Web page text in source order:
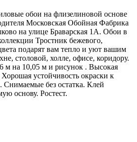
обои на флизелиновой основе
Московская Обойная Фабрика
на улице Браварская 1А. Обои в
Тростник бежевого,
подарят вам тепло и уют вашим
столовой, холле, офисе, коридору.
м на 10,05 м и рисунок . Высокая
устойчивость окраски к
Снимаемые без остатка. Клей
основу. Ростест.